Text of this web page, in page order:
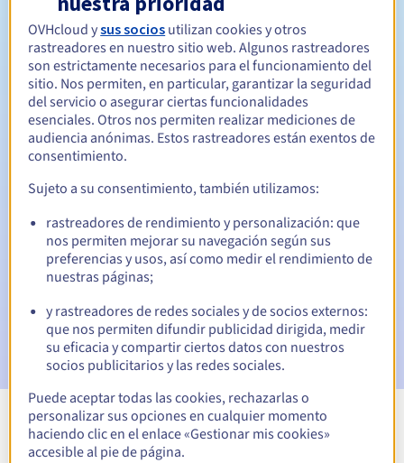
Período de renovación Entre 1 y 10 años
Período de redención
Notificaciones automáticas:
vencimiento
Email el día del vencimientopara notificar la suspensión
del nombre de dominio
Email tras el periodo de gracia de redenciónpara
notificar la eliminación del nombre de dominio
Ver todas las extensiones
OVHcloud ysus socios utilizan cookies y otros
rastreadores en nuestro sitio web. Algunos rastreadores
son estrictamente necesarios para el funcionamiento del
sitio. Nos permiten, en particular, garantizar la seguridad
del servicio o asegurar ciertas funcionalidades
esenciales. Otros nos permiten realizar mediciones de
audiencia anónimas. Estos rastreadores están exentos de
consentimiento.
Sujeto a su consentimiento, también utilizamos:
rastreadores de rendimiento y personalización: que
nos permiten mejorar su navegación según sus
preferencias y usos, así como medir el rendimiento de
nuestras páginas;
y rastreadores de redes sociales y de socios externos:
que nos permiten difundir publicidad dirigida, medir
su eficacia y compartir ciertos datos con nuestros
socios publicitarios y las redes sociales.
Puede aceptar todas las cookies, rechazarlas o
personalizar sus opciones en cualquier momento
haciendo clic en el enlace «Gestionar mis cookies»
accesible al pie de página.